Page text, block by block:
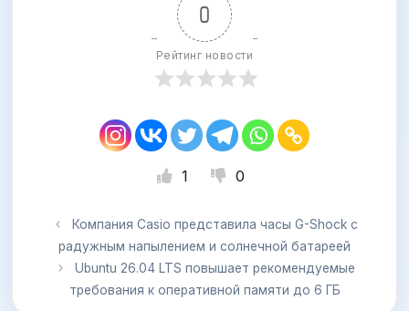
0
Рейтинг новости
1 0
Компания Casio представила часы G-Shock с
радужным напылением и солнечной батареей
Ubuntu 26.04 LTS повышает рекомендуемые
требования к оперативной памяти до 6 ГБ